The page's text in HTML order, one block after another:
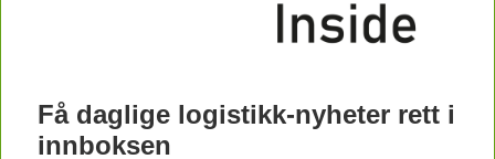
eksperter innen sinet fagfelt, men
helheten i de globale forsyningskjedene
Få daglige logistikk-nyheter rett i
innboksen